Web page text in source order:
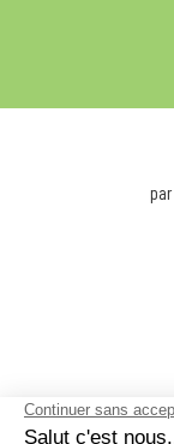
par